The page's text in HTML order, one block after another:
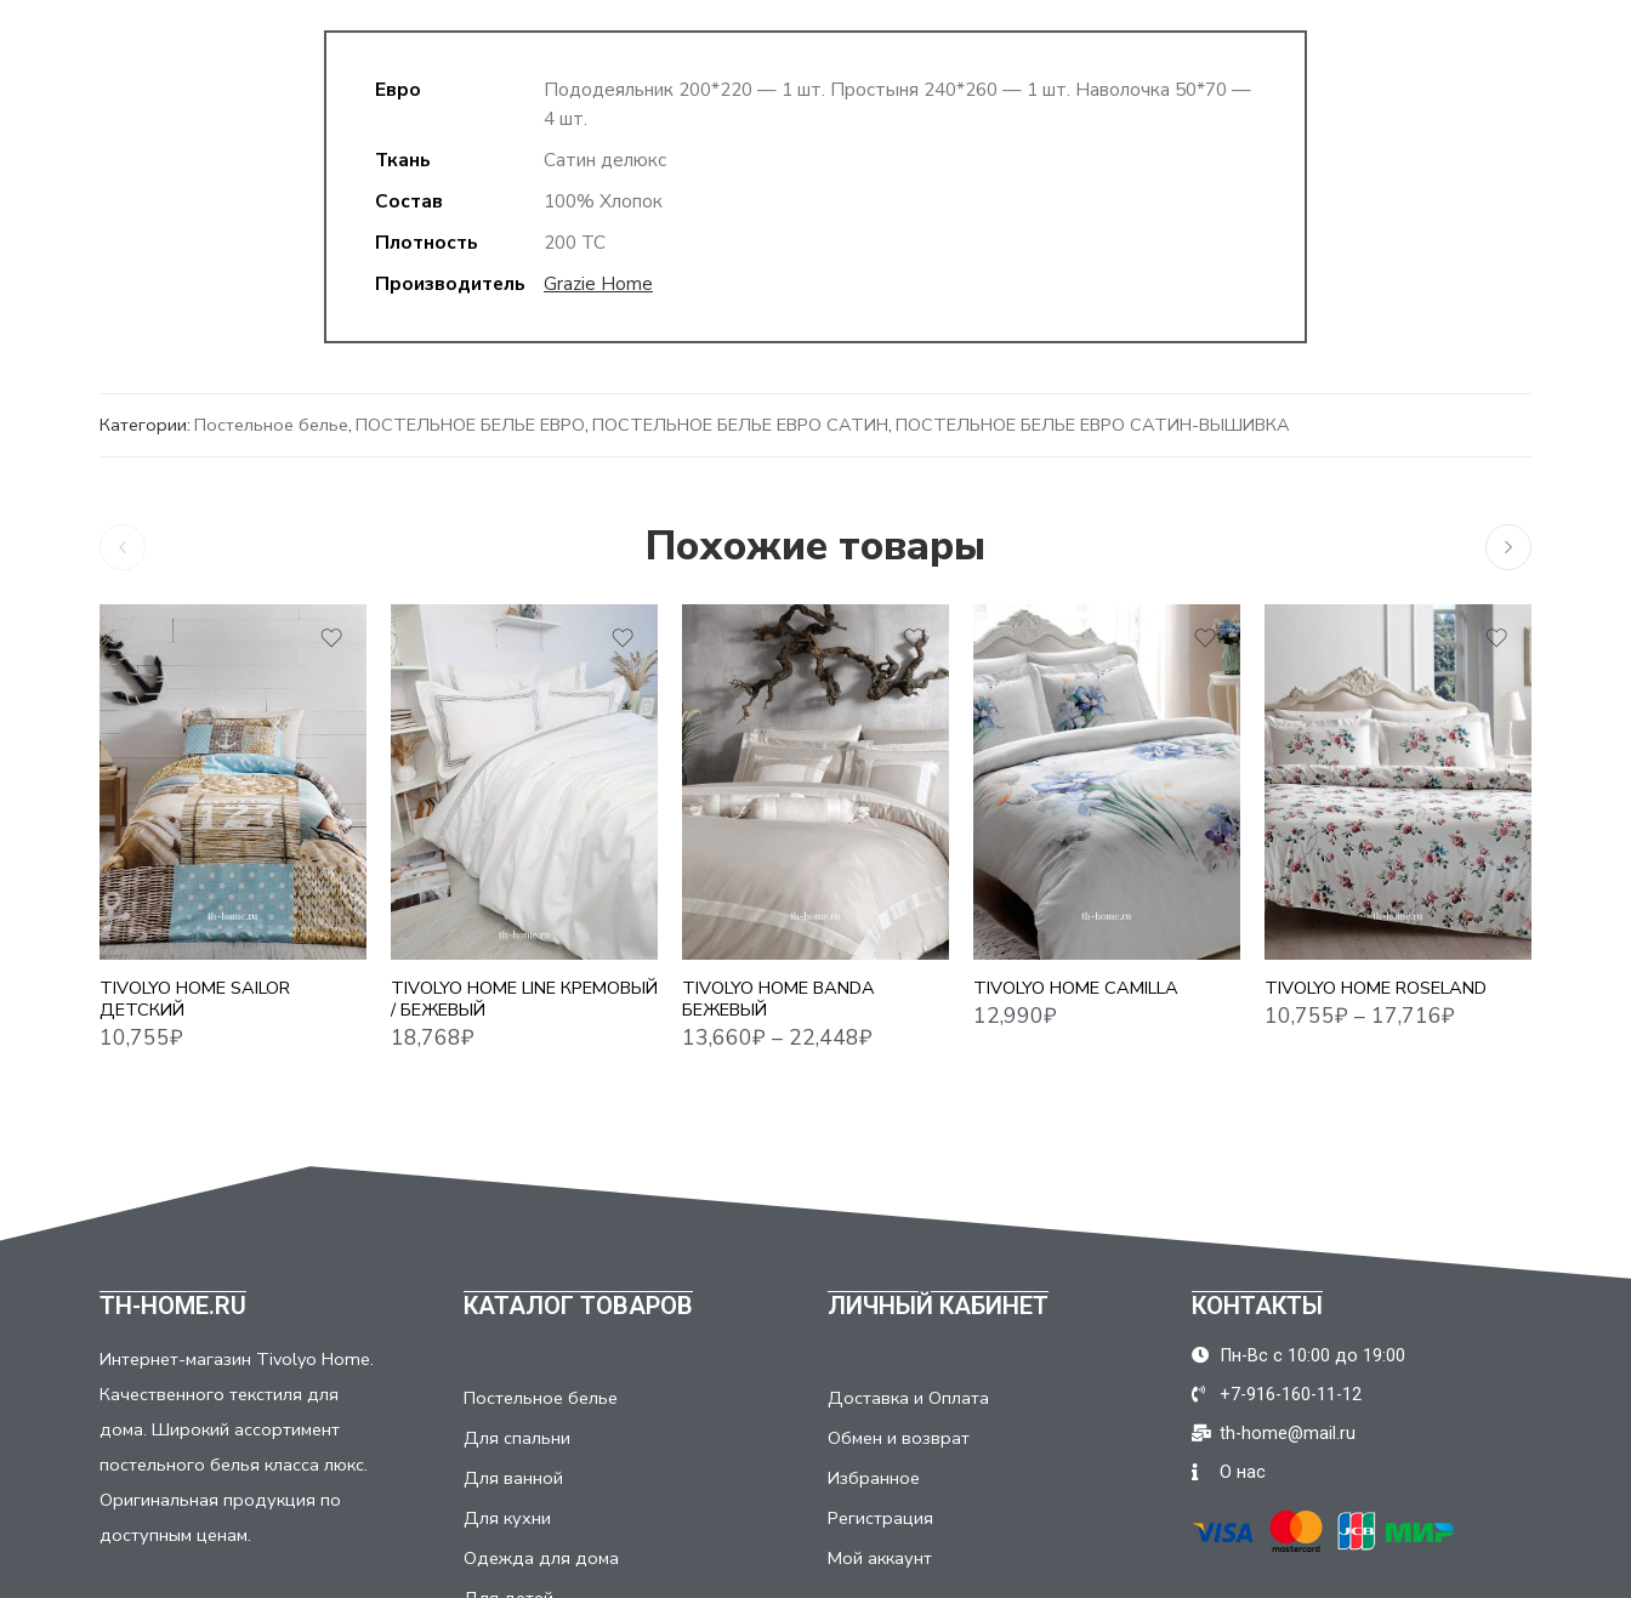
Евро
Пододеяльник 200*220 — 1 шт. Простыня 240*260 — 1 шт. Наволочка 50*70 —
4 шт.
Ткань
Сатин делюкс
Состав
100% Хлопок
Плотность
200 ТС
Производитель
Grazie Home
Категории: Постельное белье, ПОСТЕЛЬНОЕ БЕЛЬЕ ЕВРО, ПОСТЕЛЬНОЕ БЕЛЬЕ ЕВРО САТИН, ПОСТЕЛЬНОЕ БЕЛЬЕ ЕВРО САТИН-ВЫШИВКА
Похожие товары
TIVOLYO HOME SAILOR
ДЕТСКИЙ
10,755₽
TIVOLYO HOME LINE КРЕМОВЫЙ
/ БЕЖЕВЫЙ
18,768₽
TIVOLYO HOME BANDA
БЕЖЕВЫЙ
13,660
1,5 СПАЛЬНЫЙ
ЕВРО MAXI
СЕМЕЙНЫЙ
TIVOLYO HOME CAMILLA
12,990₽
ЕВРО
TIVOLYO HOME ROSELAND
10,755₽– 17,716₽
1,5 СПАЛЬНЫЙ
ЕВРО СТАНДАРТ
СЕМЕЙНЫЙ
16,279₽
TH-HOME.RU
Интернет-магазин Tivolyo Home.
Качественного текстиля для
дома. Широкий ассортимент
постельного белья класса люкс.
Оригинальная продукция по
доступным ценам.
КАТАЛОГ ТОВАРОВ
Постельное белье
Для спальни
Для ванной
Для кухни
Одежда для дома
ЛИЧНЫЙ КАБИНЕТ
Доставка и Оплата
Обмен и возврат
Избранное
Регистрация
Мой аккаунт
КОНТАКТЫ
Пн-Вс с 10:00 до 19:00
+7-916-160-11-12
th-home@mail.ru
О нас